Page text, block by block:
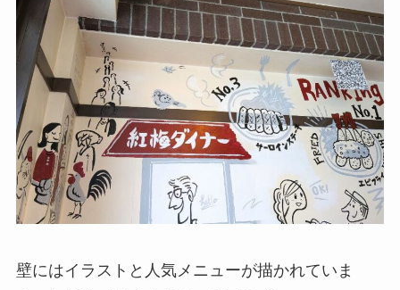
壁にはイラストと人気メニューが描かれていま